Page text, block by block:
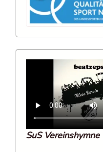
Aktuell
SuS Vereinshymne